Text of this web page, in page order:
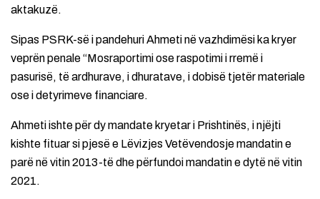
aktakuzë.
Sipas PSRK-së i pandehuri Ahmeti në vazhdimësi ka kryer
veprën penale “Mosraportimi ose raspotimi i rremë i
pasurisë, të ardhurave, i dhuratave, i dobisë tjetër materiale
ose i detyrimeve financiare.
Ahmeti ishte për dy mandate kryetar i Prishtinës, i njëjti
kishte fituar si pjesë e Lëvizjes Vetëvendosje mandatin e
parë në vitin 2013-të dhe përfundoi mandatin e dytë në vitin
2021.